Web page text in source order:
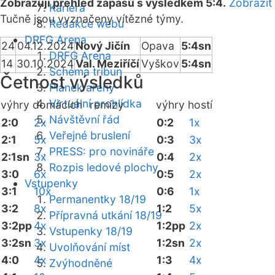
Kariéra
Redakce webu
DRFG Arena
DRFG Arena
Schéma tribun
Plánek areny
Virtuální prohlídka
Návštěvní řád
Veřejné bruslení
PRESS: pro novináře
Rozpis ledové plochy
Vstupenky
Permanentky 18/19
Přípravná utkání 18/19
Vstupenky 18/19
Uvolňování míst
Zvýhodněné
Zobrazuji přehled zápasů s výsledkem 5:4. Zobrazit
Tučně jsou vyznačeny vítězné týmy.
24 04.12.2024Nový Jičín Opava
5:4sn
14 30.10.2024Val. MeziříčíVyškov 5:4sn
Četnost výsledků
výhry domácíchremízy výhry hostí
2:0
2x
2:1
5x
2:1sn 3x
3:0
6x
3:1
10x
3:2
8x
3:2pp4x
3:2sn 3x
4:0
4x
0:2
1x
0:3
3x
0:4
2x
0:5
2x
0:6
1x
1:2
5x
1:2pp 2x
1:2sn 2x
1:3
4x